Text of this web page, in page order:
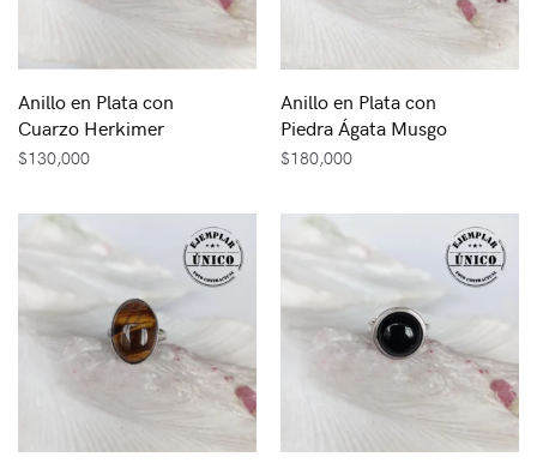
Anillo en Plata con
Cuarzo Herkimer
$130,000
Anillo en Plata con
Piedra Ágata Musgo
$180,000